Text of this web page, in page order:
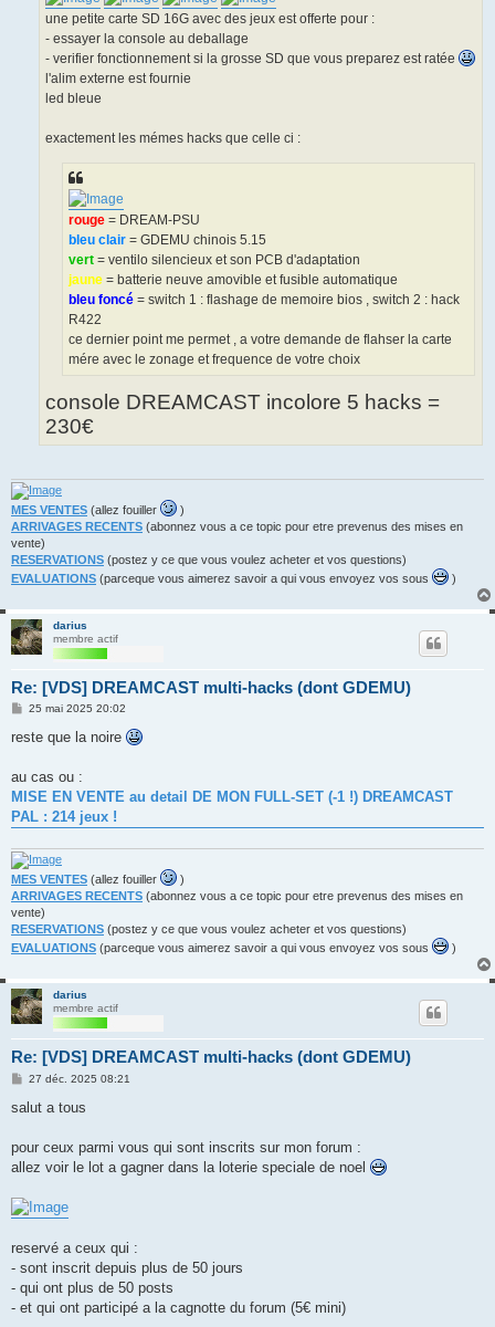
une petite carte SD 16G avec des jeux est offerte pour :
- essayer la console au deballage
- verifier fonctionnement si la grosse SD que vous preparez est ratée
l'alim externe est fournie
led bleue
exactement les mémes hacks que celle ci :
rouge = DREAM-PSU
bleu clair = GDEMU chinois 5.15
vert = ventilo silencieux et son PCB d'adaptation
jaune = batterie neuve amovible et fusible automatique
bleu foncé = switch 1 : flashage de memoire bios , switch 2 : hack
R422
ce dernier point me permet , a votre demande de flahser la carte
mére avec le zonage et frequence de votre choix
console DREAMCAST incolore 5 hacks =
230€
MES VENTES (allez fouiller
)
ARRIVAGES RECENTS (abonnez vous a ce topic pour etre prevenus des mises en
vente)
RESERVATIONS (postez y ce que vous voulez acheter et vos questions)
EVALUATIONS (parceque vous aimerez savoir a qui vous envoyez vos sous )
darius
membre actif
Re: [VDS] DREAMCAST multi-hacks (dont GDEMU)
M
s
g
25 mai 2025 20:02
reste que la noire
au cas ou :
MISE EN VENTE au detail DE MON FULL-SET (-1 !) DREAMCAST
PAL : 214 jeux !
MES VENTES (allez fouiller
)
ARRIVAGES RECENTS (abonnez vous a ce topic pour etre prevenus des mises en
vente)
RESERVATIONS (postez y ce que vous voulez acheter et vos questions)
EVALUATIONS (parceque vous aimerez savoir a qui vous envoyez vos sous )
darius
membre actif
Re: [VDS] DREAMCAST multi-hacks (dont GDEMU)
M
s
g
27 déc. 2025 08:21
salut a tous
pour ceux parmi vous qui sont inscrits sur mon forum :
allez voir le lot a gagner dans la loterie speciale de noel
reservé a ceux qui :
- sont inscrit depuis plus de 50 jours
- qui ont plus de 50 posts
- et qui ont participé a la cagnotte du forum (5€ mini)